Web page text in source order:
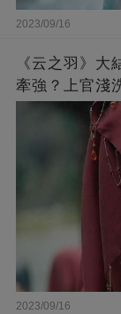
2023/09/16
《云之羽》
牽強？上官淺
2023/09/16